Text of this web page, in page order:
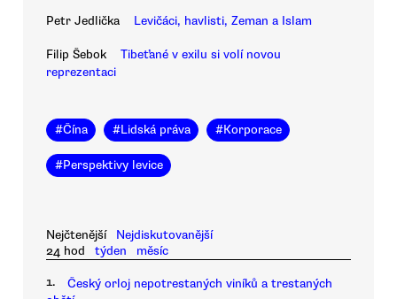
Petr Jedlička Levičáci, havlisti, Zeman a Islam
Filip Šebok
Tibeťané v exilu si volí novou
reprezentaci
#Čína #Lidská práva #Korporace
#Perspektivy levice
Nejčtenější
Nejdiskutovanější
24 hod
týden měsíc
1.
Český orloj nepotrestaných viníků a trestaných